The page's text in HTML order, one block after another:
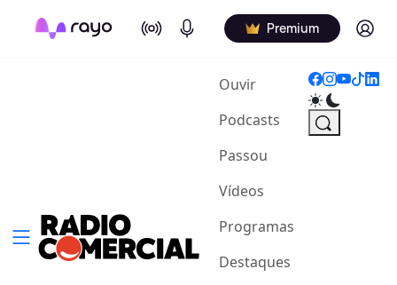
On Air Podcasts Premium Log in
Ouvir(current)
Podcasts
Passou
Vídeos
Programas
Destaques